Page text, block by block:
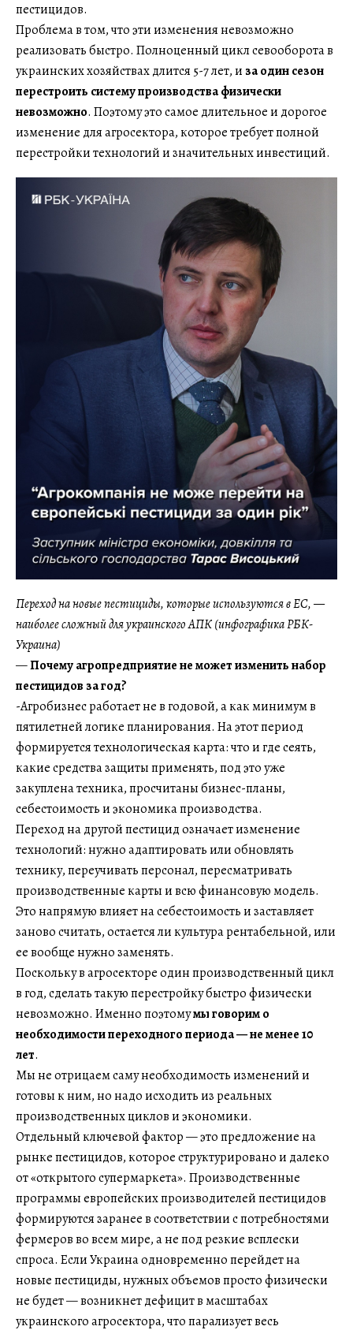
пестицидов.
Проблема в том, что эти изменения невозможно
реализовать быстро. Полноценный цикл севооборота в
украинских хозяйствах длится 5-7 лет, и за один сезон
перестроить систему производства физически
невозможно. Поэтому это самое длительное и дорогое
изменение для агросектора, которое требует полной
перестройки технологий и значительных инвестиций.
Переход на новые пестициды, которые используются в ЕС, —
наиболее сложный для украинского АПК (инфографика РБК-
Украина)
—Почему агропредприятие не может изменить набор
пестицидов за год?
-Агробизнес работает не в годовой, а как минимум в
пятилетней логике планирования. На этот период
формируется технологическая карта: что и где сеять,
какие средства защиты применять, под это уже
закуплена техника, просчитаны бизнес-планы,
себестоимость и экономика производства.
Переход на другой пестицид означает изменение
технологий: нужно адаптировать или обновлять
технику, переучивать персонал, пересматривать
производственные карты и всю финансовую модель.
Это напрямую влияет на себестоимость и заставляет
заново считать, остается ли культура рентабельной, или
ее вообще нужно заменять.
Поскольку в агросекторе один производственный цикл
в год, сделать такую перестройку быстро физически
невозможно. Именно поэтомумы говорим о
необходимости переходного периода — не менее 10
лет.
Мы не отрицаем саму необходимость изменений и
готовы к ним, но надо исходить из реальных
производственных циклов и экономики.
Отдельный ключевой фактор — это предложение на
рынке пестицидов, которое структурировано и далеко
от «открытого супермаркета». Производственные
программы европейских производителей пестицидов
формируются заранее в соответствии с потребностями
фермеров во всем мире, а не под резкие всплески
спроса. Если Украина одновременно перейдет на
новые пестициды, нужных объемов просто физически
не будет — возникнет дефицит в масштабах
украинского агросектора, что парализует весь